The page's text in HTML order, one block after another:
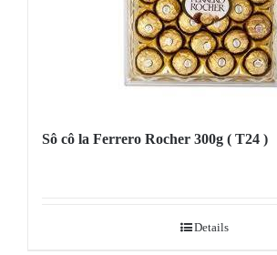
Sô cô la Ferrero Rocher 300g ( T24 )
Details